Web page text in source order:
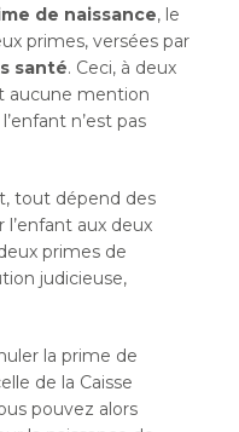
de naissance, le
primes, versées par
santé. Ceci, à deux
aucune mention
n’est pas
tout dépend des
l’enfant aux deux
primes de
judicieuse,
la prime de
de la Caisse
pouvez alors